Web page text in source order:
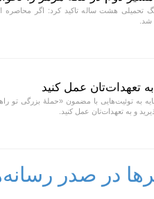
تحمیلی هشت ساله تاکید کرد: اگر محاصره
شد.
به تعهدات‌تان عمل کنید
به توئیت‌هایی با مضمون «حملهٔ بزرگی تو
و به تعهدات‌تان عمل کنید.
در صدر